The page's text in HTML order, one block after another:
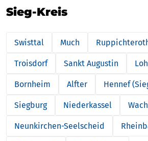
Sieg-Kreis
Swisttal Much
Troisdorf Sankt Augustin
Bornheim Alfter Hennef
Siegburg Niederkassel
Neunkirchen-Seelscheid